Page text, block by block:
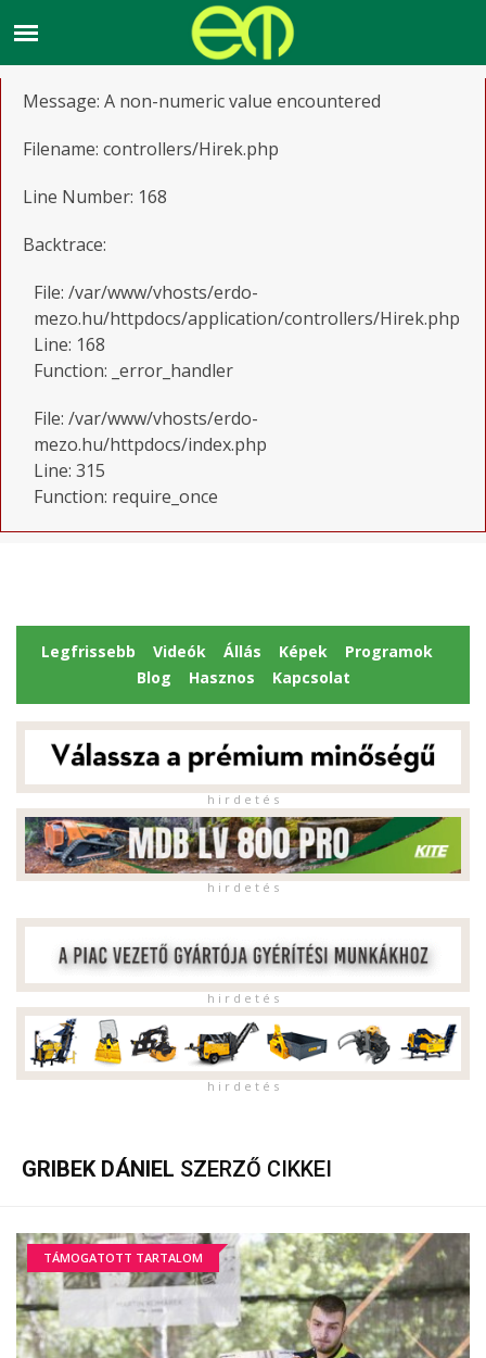
A PHP Error was encountered
Message: A non-numeric value encountered
Filename: controllers/Hirek.php
Line Number: 168
Backtrace:
File: /var/www/vhosts/erdo-
mezo.hu/httpdocs/application/controllers/Hirek.php
Line: 168
Function: _error_handler
File: /var/www/vhosts/erdo-
mezo.hu/httpdocs/index.php
Line: 315
Function: require_once
Legfrissebb Videók Állás Képek
Programok
Blog
Hasznos Kapcsolat
h i r d e t é s
h i r d e t é s
h i r d e t é s
h i r d e t é s
GRIBEK DÁNIEL SZERZŐ CIKKEI
TÁMOGATOTT TARTALOM